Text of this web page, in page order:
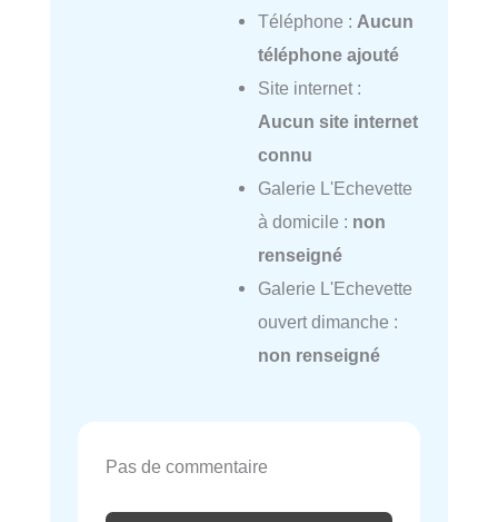
Téléphone : Aucun
téléphone ajouté
Site internet :
Aucun site internet
connu
Galerie L'Echevette
à domicile : non
renseigné
Galerie L'Echevette
ouvert dimanche :
non renseigné
Pas de commentaire